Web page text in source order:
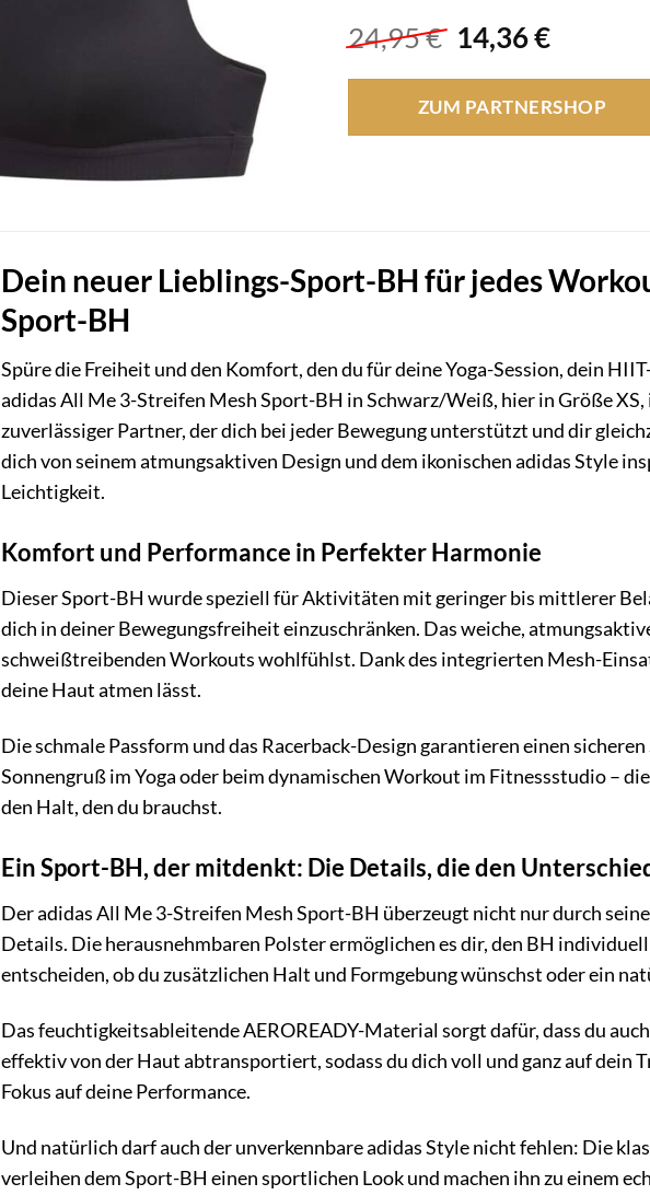
24,95€ Ursprünglicher
Preis
war:
24,95 €
14,36€
ist:
14,36 €.
ZUM PARTNERSHOP
Dein neuer Lieblings-Sport-BH für jedes
Sport-BH
Spüre die Freiheit und den Komfort, den du für deine Yoga-Session, dein
adidas All Me 3-Streifen Mesh Sport-BH in Schwarz/Weiß, hier in Größe
zuverlässiger Partner, der dich bei jeder Bewegung unterstützt und dir
dich von seinem atmungsaktiven Design und dem ikonischen adidas Style
Leichtigkeit.
Komfort und Performance in Perfekter Harmonie
Dieser Sport-BH wurde speziell für Aktivitäten mit geringer bis mittlerer
dich in deiner Bewegungsfreiheit einzuschränken. Das weiche,
schweißtreibenden Workouts wohlfühlst. Dank des integrierten Mesh-
deine Haut atmen lässt.
Die schmale Passform und das Racerback-Design garantieren einen
Sonnengruß im Yoga oder beim dynamischen Workout im Fitnessstudio –
den Halt, den du brauchst.
Ein Sport-BH, der mitdenkt: Die Details, die den
Der adidas All Me 3-Streifen Mesh Sport-BH überzeugt nicht nur durch
Details. Die herausnehmbaren Polster ermöglichen es dir, den BH
entscheiden, ob du zusätzlichen Halt und Formgebung wünschst oder ein
Das feuchtigkeitsableitende AEROREADY-Material sorgt dafür, dass du
effektiv von der Haut abtransportiert, sodass du dich voll und ganz auf dein
Fokus auf deine Performance.
Und natürlich darf auch der unverkennbare adidas Style nicht fehlen: Die
verleihen dem Sport-BH einen sportlichen Look und machen ihn zu einem